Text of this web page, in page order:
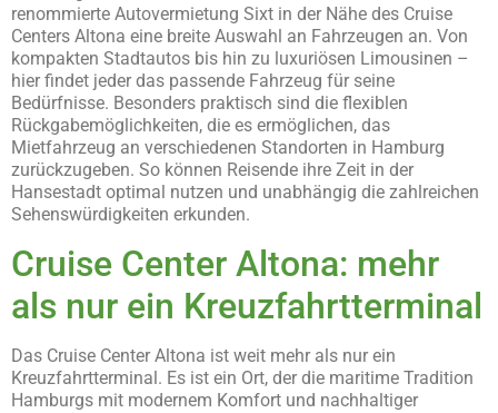
renommierte Autovermietung Sixt in der Nähe des Cruise
Centers Altona eine breite Auswahl an Fahrzeugen an. Von
kompakten Stadtautos bis hin zu luxuriösen Limousinen –
hier findet jeder das passende Fahrzeug für seine
Bedürfnisse. Besonders praktisch sind die flexiblen
Rückgabemöglichkeiten, die es ermöglichen, das
Mietfahrzeug an verschiedenen Standorten in Hamburg
zurückzugeben. So können Reisende ihre Zeit in der
Hansestadt optimal nutzen und unabhängig die zahlreichen
Sehenswürdigkeiten erkunden.
Cruise Center Altona: mehr
als nur ein Kreuzfahrtterminal
Das Cruise Center Altona ist weit mehr als nur ein
Kreuzfahrtterminal. Es ist ein Ort, der die maritime Tradition
Hamburgs mit modernem Komfort und nachhaltiger